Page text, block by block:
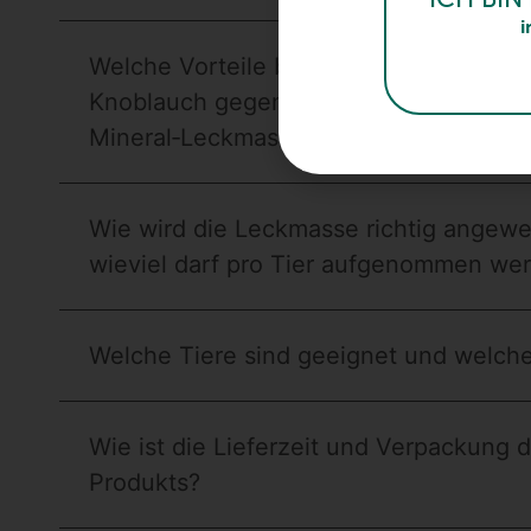
Welche Vorteile bietet die Leckmasse
Knoblauch gegenüber herkömmlichen
Mineral‑Leckmassen?
Wie wird die Leckmasse richtig
wieviel darf pro Tier aufgenommen
Welche Tiere sind geeignet und
Wie ist die Lieferzeit und Verpackung
Produkts?